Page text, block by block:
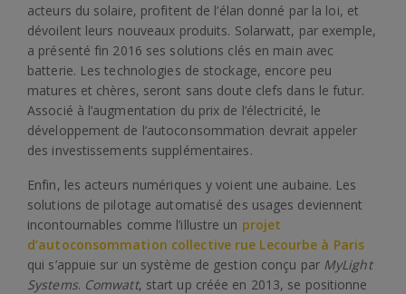
acteurs du solaire, profitent de l’élan donné par la loi, et
dévoilent leurs nouveaux produits. Solarwatt, par exemple,
a présenté fin 2016 ses solutions clés en main avec
batterie. Les technologies de stockage, encore peu
matures et chères, seront sans doute clefs dans le futur.
Associé à l’augmentation du prix de l’électricité, le
développement de l’autoconsommation devrait appeler
des investissements supplémentaires.
Enfin, les acteurs numériques y voient une aubaine. Les
solutions de pilotage automatisé des usages deviennent
incontournables comme l’illustre un projet
d’autoconsommation collective rue Lecourbe à Paris
qui s’appuie sur un système de gestion conçu par MyLight
Systems. Comwatt, start up créée en 2013, se positionne